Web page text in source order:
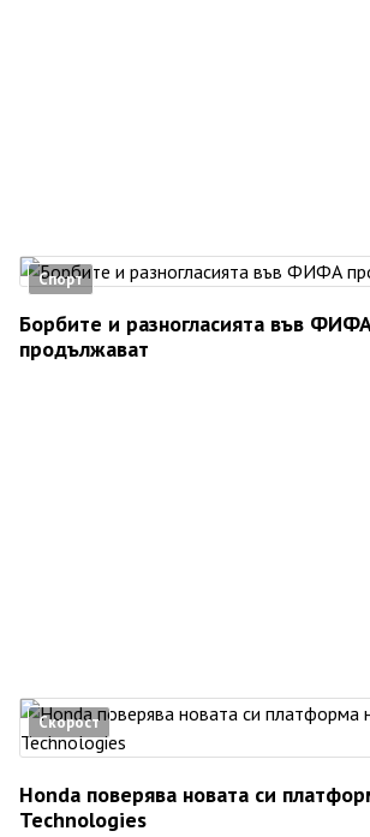
Спорт
Борбите и разногласията във
продължават
Скорост
Honda поверява новата си
Technologies